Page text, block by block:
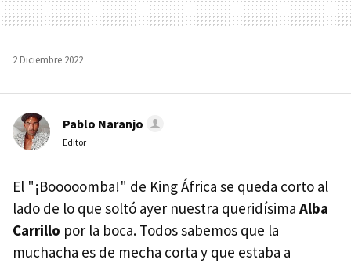
2 Diciembre 2022
Pablo Naranjo
Editor
El "¡Booooomba!" de King África se queda corto al
lado de lo que soltó ayer nuestra queridísima Alba
Carrillo por la boca. Todos sabemos que la
muchacha es de mecha corta y que estaba a